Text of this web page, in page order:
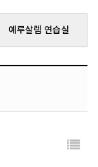
예루살렘 연습실